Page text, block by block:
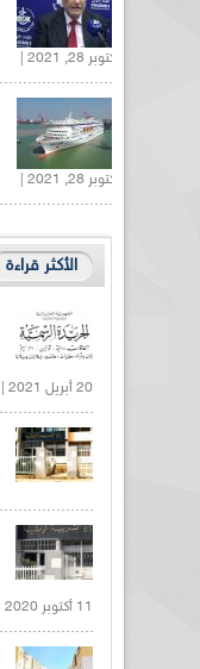
أكتوبر 28, 2021 |
أكتوبر 28, 2021 |
الأكثر قراءة
20 أبريل 2021 |
11 أكتوبر 2020 |